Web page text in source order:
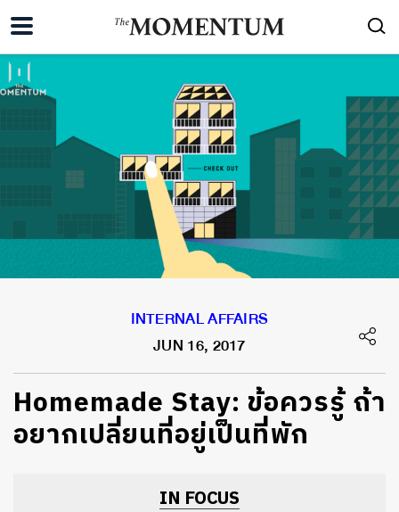
INTERNAL AFFAIRS
JUN 16, 2017
Homemade Stay: ข้อควรรู้ ถ้า
อยากเปลี่ยนที่อยู่เป็นที่พัก
IN FOCUS